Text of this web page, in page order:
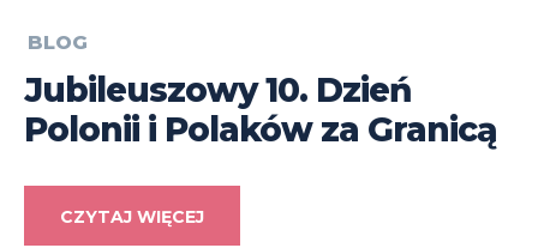
BLOG
Jubileuszowy 10. Dzień
Polonii i Polaków za Granicą
CZYTAJ WIĘCEJ